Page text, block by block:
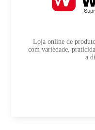
Loja online de
com variedade,
a